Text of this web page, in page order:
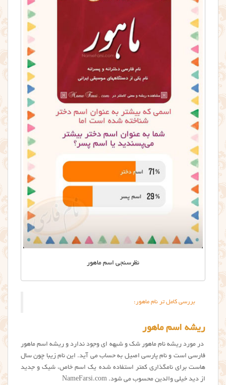
نظرسنجی اسم ماهور
بررسی کامل تر نام ماهور:
ریشه اسم ماهور
در مورد ریشه نام ماهور شک و شبهه ای وجود ندارد و ریشه اسم ماهور
فارسی است و نام پارسی اصیل به حساب می آید. این نام زیبا چون سال
هاست برای نامگذاری کمتر استفاده شده یک اسم خاص، شیک و جدید
از دید خیلی والدین محسوب می شود. NameFarsi.com